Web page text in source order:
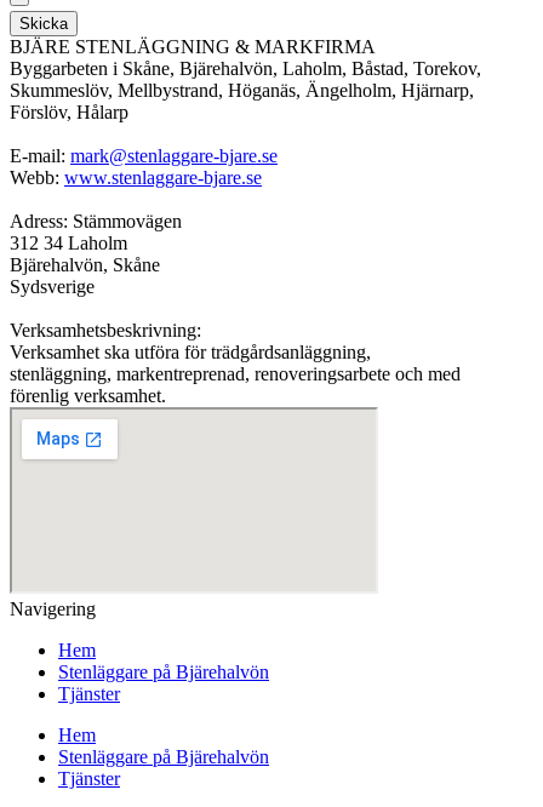
Skicka
BJÄRE STENLÄGGNING & MARKFIRMA
Byggarbeten i Skåne, Bjärehalvön, Laholm, Båstad, Torekov,
Skummeslöv, Mellbystrand, Höganäs, Ängelholm, Hjärnarp,
Förslöv, Hålarp
E-mail: mark@stenlaggare-bjare.se
Webb: www.stenlaggare-bjare.se
Adress: Stämmovägen
312 34 Laholm
Bjärehalvön, Skåne
Sydsverige
Verksamhetsbeskrivning:
Verksamhet ska utföra för trädgårdsanläggning,
stenläggning, markentreprenad, renoveringsarbete och med
förenlig verksamhet.
Navigering
Hem
Stenläggare på Bjärehalvön
Tjänster
Hem
Stenläggare på Bjärehalvön
Tjänster